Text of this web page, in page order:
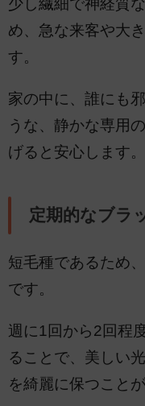
少し繊細で神経質
め、急な来客や大
す。
家の中に、誰にも
うな、静かな専用
げると安心します。
定期的なブラ
短毛種であるため
です。
週に1回から2回程
ることで、美しい
を綺麗に保つこと